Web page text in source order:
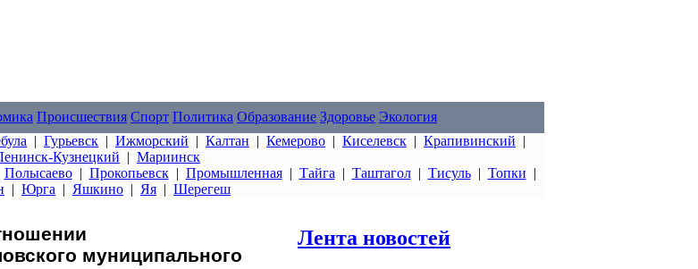
Происшествия Спорт Политика Образование Здоровье Экология
| Гурьевск | Ижморский | Калтан | Кемерово | Киселевск | Крапивинский |
Кузнецкий | Мариинск
Полысаево| Прокопьевск| Промышленная| Тайга | Таштагол| Тисуль| Топки |
| Юрга | Яшкино | Яя | Шерегеш
муниципального
Лента новостей